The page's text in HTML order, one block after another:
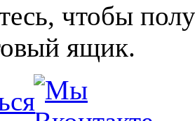
чтобы
ящик.